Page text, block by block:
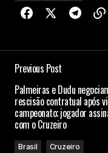
Previous Post
Palmeiras e Dudu
rescisão contratual após
campeonato; jogador
com o Cruzeiro
Brasil Cruzeiro